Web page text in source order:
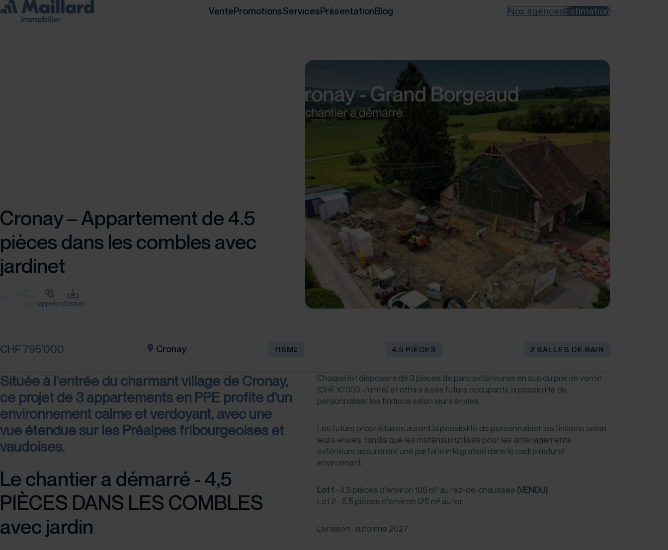
VentePromotionsServicesPrésentationBlog Nos agencesEstimation
Cronay – Appartement de 4.5
pièces dans les combles avec
jardinet
appelerdossier
CHF 795'000 Cronay 116M2 4.5 PIÈCES 2 SALLES DE BAIN
Située à l'entrée du charmant village de Cronay,
ce projet de 3 appartements en PPE profite d'un
environnement calme et verdoyant, avec une
vue étendue sur les Préalpes fribourgeoises et
vaudoises.
Le chantier a démarré - 4,5
PIÈCES DANS LES COMBLES
avec jardin
Chaque lot disposera de 3 places de parc extérieures en sus du prix de vente
(CHF 10'000.-/unité) et offrira à ses futurs occupants la possibilité de
personnaliser les finitions selon leurs envies.
Les futurs propriétaires auront la possibilité de personnaliser les finitions selon
leurs envies, tandis que les matériaux utilisés pour les aménagements
extérieurs assureront une parfaite intégration dans le cadre naturel
environnant.
Lot 1- 4.5 pièces d'environ 105 m² au rez-de-chaussée (VENDU)
Lot 2 - 5.5 pièces d'environ 125 m² au 1er
Livraison : automne 2027